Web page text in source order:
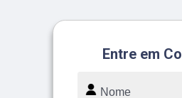
Entre em